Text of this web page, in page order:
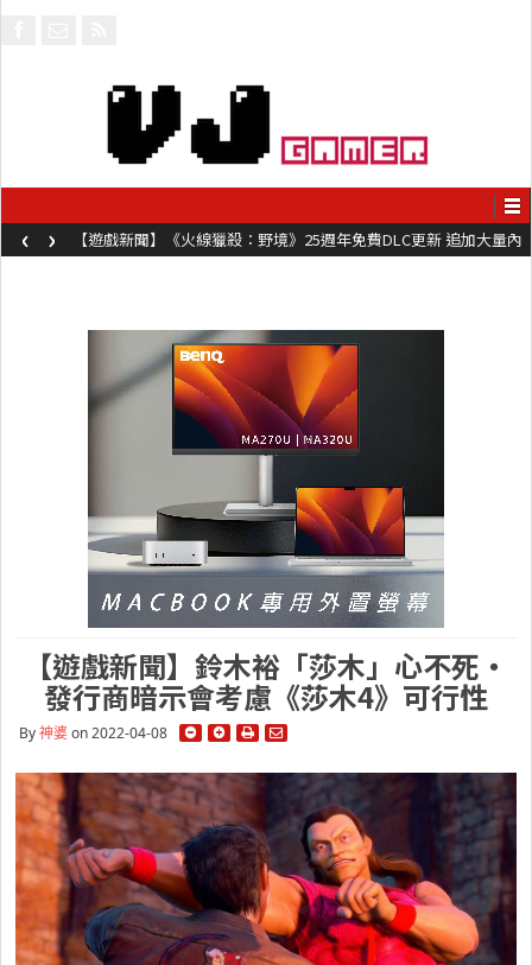
【遊戲新聞】《火線獵殺：野境》25週年免費DLC更新 追加大量內
容同時系舊作限時超平價折扣
‹ ›
【遊戲新聞】鈴木裕「莎木」心不死・
發行商暗示會考慮《莎木4》可行性
By神婆on 2022-04-08